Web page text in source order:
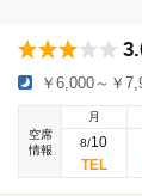
￥6,000～￥
空席
情報
月
8/10